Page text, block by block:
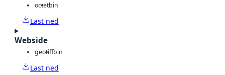
octetbin
Last ned
Webside
geotiffbin
Last ned